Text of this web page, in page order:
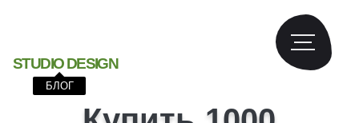
STUDIO DESIGN
БЛОГ